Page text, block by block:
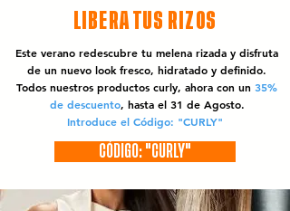
LIBERA TUS RIZOS
Este verano redescubre tu melena rizada y disfruta
de un nuevo look fresco, hidratado y definido.
Todos nuestros productos curly, ahora con un 35%
de descuento, hasta el 31 de Agosto.
Introduce el Código: "CURLY"
CÓDIGO: "CURLY"